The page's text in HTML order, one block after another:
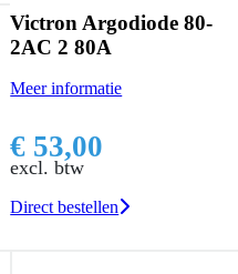
Victron Argodiode 80-
2AC 2 80A
Meer informatie
€ 53,00
excl. btw
Direct bestellen